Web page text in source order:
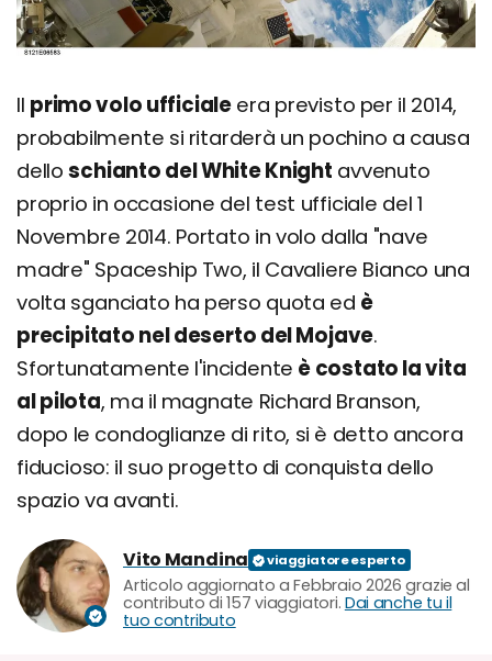
Il primo volo ufficialeera previsto per il 2014,
probabilmente si ritarderà un pochino a causa
delloschianto del White Knight avvenuto
proprio in occasione del test ufficiale del 1
Novembre 2014. Portato in volo dalla "nave
madre" Spaceship Two, il Cavaliere Bianco una
volta sganciato ha perso quota ed è
precipitato nel deserto del Mojave.
Sfortunatamente l'incidente è costato la vita
al pilota, ma il magnate Richard Branson,
dopo le condoglianze di rito, si è detto ancora
fiducioso: il suo progetto di conquista dello
spazio va avanti.
Vito Mandina
Articolo aggiornato a Febbraio 2026 grazie al
contributo di 157 viaggiatori. Dai anche tu il
tuo contributo